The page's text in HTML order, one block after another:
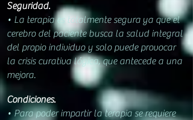
Seguridad.
• La terapia e s totalmente segura ya que el
cerebro del paciente busca la salud integral
del propio individuo y solo puede provocar
la crisis curativa lógica, que antecede a una
mejora.
Condiciones.
• Para poder impartir la terapia se requiere